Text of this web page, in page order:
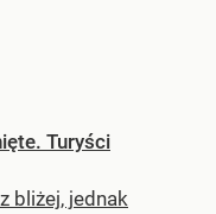
Turyści
bliżej, jednak